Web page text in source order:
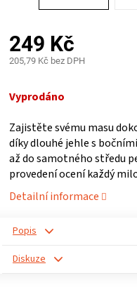
NÁDOBÍ
LODGE
LEDNICE
NA
ZRÁNÍ
MASA
VENKOVNÍ
249 Kč
205,79 Kč bez DPH
cena:
Vyprodáno
Zajistěte svému masu
díky dlouhé jehle s
až do samotného středu
provedení ocení každý
Detailní informace
Popis
Diskuze